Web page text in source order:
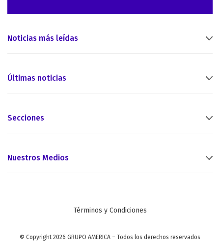
Noticias más leídas
Últimas noticias
Secciones
Nuestros Medios
Términos y Condiciones
© Copyright 2026 GRUPO AMERICA – Todos los derechos reservados